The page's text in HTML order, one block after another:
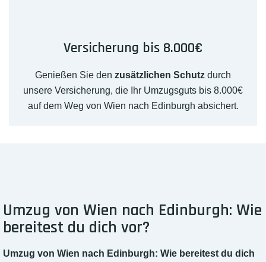
Versicherung bis 8.000€
Genießen Sie den zusätzlichen Schutz durch
unsere Versicherung, die Ihr Umzugsguts bis 8.000€
auf dem Weg von Wien nach Edinburgh absichert.
Umzug von Wien nach Edinburgh: Wie
bereitest du dich vor?
Umzug von Wien nach Edinburgh: Wie bereitest du dich